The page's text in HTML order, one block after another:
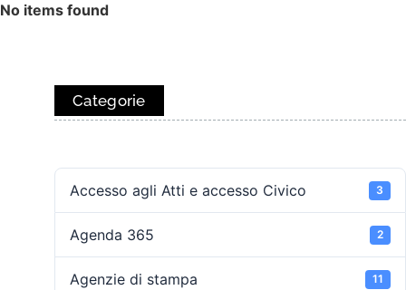
No items found
Categorie
Accesso agli Atti e accesso Civico 3
Agenda 365 2
Agenzie di stampa 11